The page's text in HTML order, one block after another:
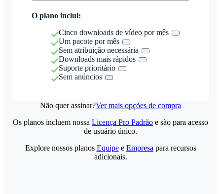
O plano inclui:
Cinco downloads de vídeo por mês
Um pacote por mês
Sem atribuição necessária
Downloads mais rápidos
Suporte prioritário
Sem anúncios
Não quer assinar?Ver mais opções de compra
Os planos incluem nossa Licença Pro Padrão e são para acesso
de usuário único.
Explore nossos planos Equipee Empresa para recursos
adicionais.